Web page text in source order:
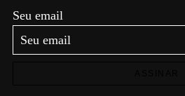
Seu email